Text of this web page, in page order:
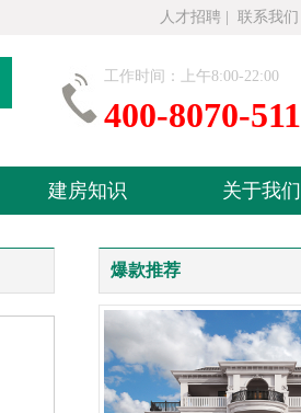
人才招聘 联系我们
工作时间：上午8:00-22:00
400-8070-511
建房知识 关于我们
爆款推荐